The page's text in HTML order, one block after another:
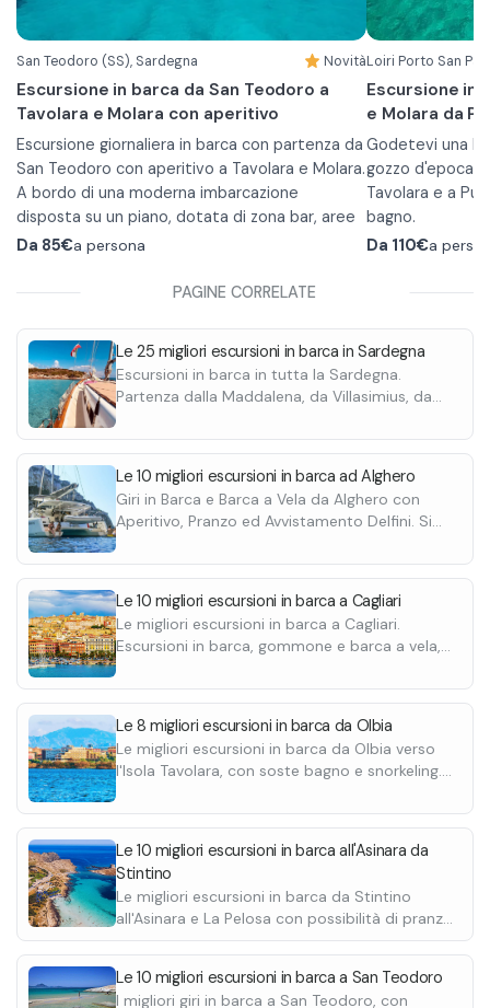
soffrire di sinusiti e/o problemi al timpano e di
non avere deviazioni del setto nasale.
terra in
San Teodoro (SS), Sardegna Novità
Escursione in barca da San Teodoro a
Tavolara e Molara con aperitivo
Escursione giornaliera in barca con partenza da
San Teodoro con aperitivo a Tavolara e Molara.
A bordo di una moderna imbarcazione
disposta su un piano, dotata di zona bar, aree
relax al sole e al coperto, servizi igienici e zone
Itinerario della giornata:
naturali di Molara
•Sbarco al pontile dell'isola di Tavolara per
esplorare questo paradiso naturale
•Sosta bagno nelle acque cristalline di Capo
Coda Cavallo
•Sosta bagno al largo della splendida Cala
Brandinchi
•Sosta bagno a Cala Girgolu
Durante l'escursione verranno serviti due
aperitivi: uno a base di affettati e formaggi e
uno con anguria fresca e un calice di prosecco
Da 85€a persona
Loiri Porto San
Escursione in
e Molara da
Godetevi una
gozzo d'epoca
Tavolara e a
bagno.
L'escursione in
Molara, l'Isola
Inoltre,
un piccolo
accompagnato
In caso di
possibile
prenotazione.
In base alle
decisioni dello
subire variazioni.
Da 110€a
PAGINE CORRELATE
Le 25 migliori escursioni in barca in Sardegna
Escursioni in barca in tutta la Sardegna.
Partenza dalla Maddalena, da Villasimius, da
Prezzi da 30€ a persona.
Le 10 migliori escursioni in barca ad Alghero
Giri in Barca e Barca a Vela da Alghero con
Aperitivo, Pranzo ed Avvistamento Delfini. Si
soste bagno e snorkeling. Scopri le migliori.
Le 10 migliori escursioni in barca a Cagliari
Le migliori escursioni in barca a Cagliari.
Escursioni in barca, gommone e barca a vela,
tutte.
Le 8 migliori escursioni in barca da Olbia
Le migliori escursioni in barca da Olbia verso
l'Isola Tavolara, con soste bagno e snorkeling.
Le 10 migliori escursioni in barca all'Asinara da
Stintino
Le migliori escursioni in barca da Stintino
all'Asinara e La Pelosa con possibilità di pranzo
a bordo. Prezzi da 50€ a 110€ a persona.
Le 10 migliori escursioni in barca a San Teodoro
I migliori giri in barca a San Teodoro, con